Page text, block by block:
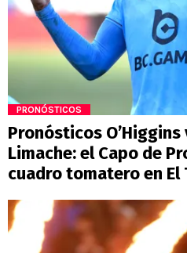
PRONÓSTICOS
Pronósticos
Limache: el Capo de
cuadro tomatero en El